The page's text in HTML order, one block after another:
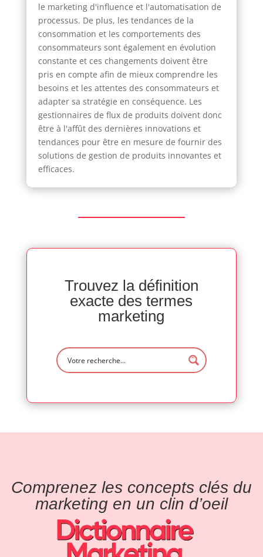
le marketing d'influence et l'automatisation de
processus. De plus, les tendances de la
consommation et les comportements des
consommateurs sont également en évolution
constante et ces changements doivent être
pris en compte afin de mieux comprendre les
besoins et les attentes des consommateurs et
adapter sa stratégie en conséquence. Les
gestionnaires de flux de produits doivent donc
être à l'affût des dernières innovations et
tendances pour être en mesure de fournir des
solutions de gestion de produits innovantes et
efficaces.
Trouvez la définition
exacte des termes
marketing
Comprenez les concepts clés du
marketing en un clin d’oeil